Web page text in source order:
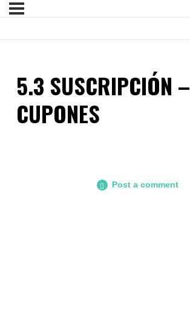
5.3 SUSCRIPCIÓN –
CUPONES
Post a comment